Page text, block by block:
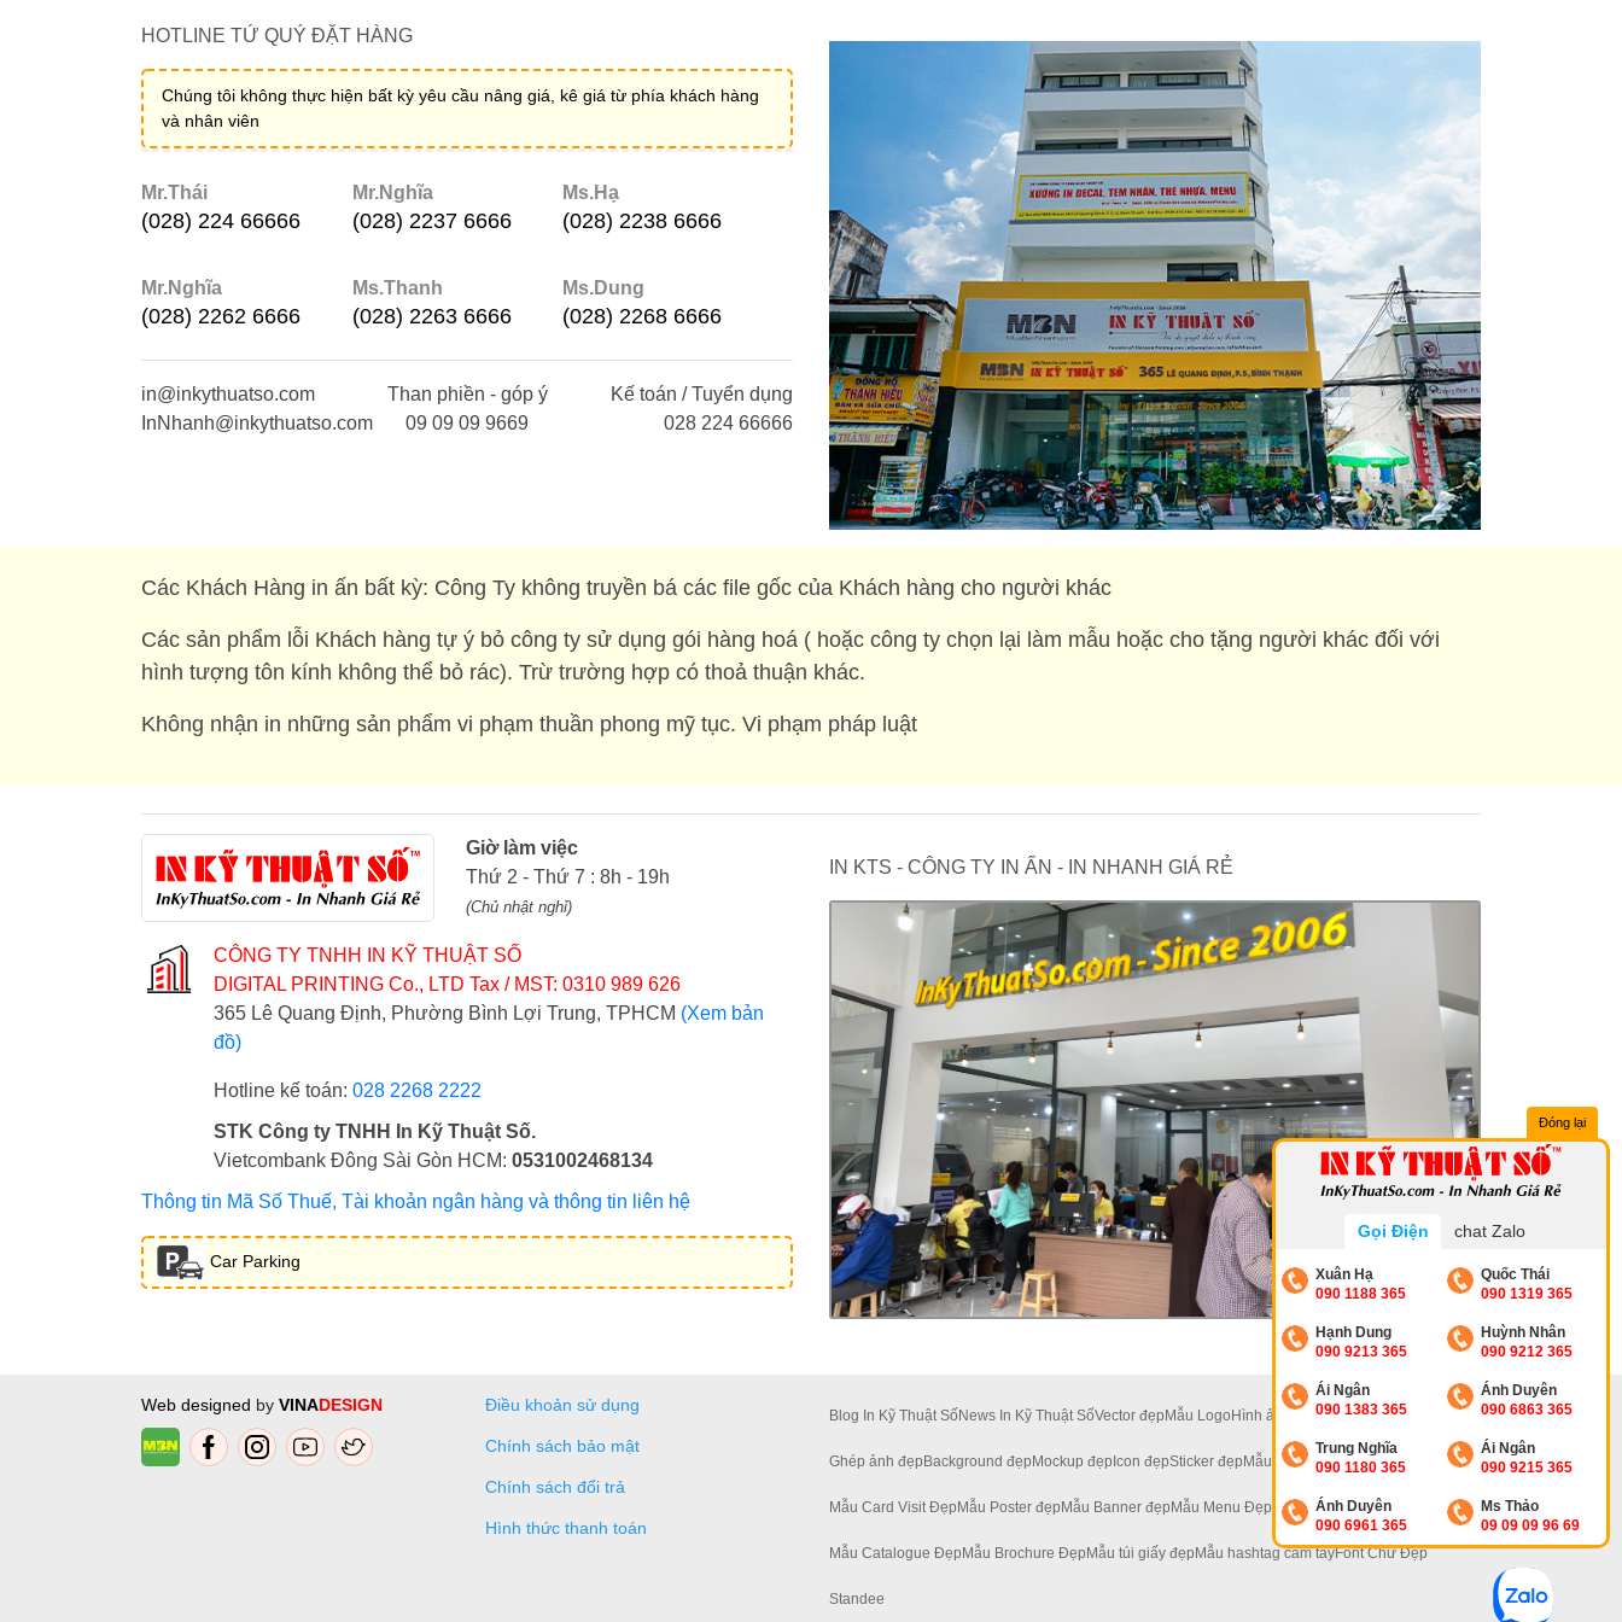
Đóng lại
Gọi Điện chat Zalo
Xuân Hạ
090 1188 365
Quốc Thái
090 1319 365
Hạnh Dung
090 9213 365
Huỳnh Nhân
090 9212 365
Ái Ngân
090 1383 365
Ánh Duyên
090 6863 365
Trung Nghĩa
090 1180 365
Ái Ngân
090 9215 365
Ánh Duyên
090 6961 365
Ms Thảo
09 09 09 96 69
HOTLINE TỨ QUÝ ĐẶT HÀNG
Chúng tôi không thực hiện bất kỳ yêu cầu nâng giá, kê giá từ phía khách hàng
và nhân viên
Mr.Thái
(028) 224 66666
Mr.Nghĩa
(028) 2237 6666
Ms.Hạ
(028) 2238 6666
Mr.Nghĩa
(028) 2262 6666
Ms.Thanh
(028) 2263 6666
Ms.Dung
(028) 2268 6666
in@inkythuatso.com
InNhanh@inkythuatso.com
Than phiền - góp ý
09 09 09 9669
Kế toán / Tuyển dụng
028 224 66666
Các Khách Hàng in ấn bất kỳ: Công Ty không truyền bá các file gốc của Khách hàng cho người khác
Các sản phẩm lỗi Khách hàng tự ý bỏ công ty sử dụng gói hàng hoá ( hoặc công ty chọn lại làm mẫu hoặc cho tặng người khác đối với
hình tượng tôn kính không thể bỏ rác). Trừ trường hợp có thoả thuận khác.
Không nhận in những sản phẩm vi phạm thuần phong mỹ tục. Vi phạm pháp luật
Giờ làm việc
Thứ 2 - Thứ 7 : 8h - 19h
(Chủ nhật nghỉ)
CÔNG TY TNHH IN KỸ THUẬT SỐ
DIGITAL PRINTING Co., LTD Tax / MST: 0310 989 626
365 Lê Quang Định, Phường Bình Lợi Trung, TPHCM (Xem bản
đồ)
Hotline kế toán: 028 2268 2222
STK Công ty TNHH In Kỹ Thuật Số.
Vietcombank Đông Sài Gòn HCM: 0531002468134
Thông tin Mã Số Thuế, Tài khoản ngân hàng và thông tin liên hệ
Car Parking
IN KTS - CÔNG TY IN ẤN - IN NHANH GIÁ RẺ
Web designed by VINADESIGN Điều khoản sử dụng
Chính sách bảo mật
Chính sách đổi trả
Hình thức thanh toán
Blog In Kỹ Thuật SốNews In Kỹ Thuật SốVector đẹpMẫu LogoHình ảnh đẹpẢnh 4KẢnh Hoa
Ghép ảnh đẹpBackground đẹpMockup đẹpIcon đẹpSticker đẹpMẫu Standee Đẹp
Mẫu Card Visit ĐẹpMẫu Poster đẹpMẫu Banner đẹpMẫu Menu Đẹp Mẫu Tờ Rơi Đẹp
Mẫu Catalogue ĐẹpMẫu Brochure ĐẹpMẫu túi giấy đẹpMẫu hashtag cầm tayFont Chữ Đẹp
Standee